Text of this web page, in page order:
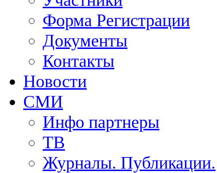
Форма Регистрации
Документы
Контакты
Новости
СМИ
Инфо партнеры
ТВ
Журналы. Публикации.